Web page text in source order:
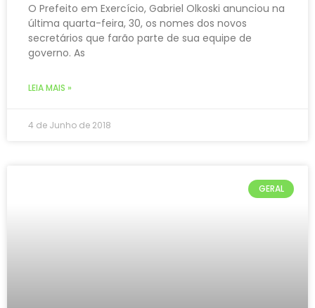
O Prefeito em Exercício, Gabriel Olkoski anunciou na
última quarta-feira, 30, os nomes dos novos
secretários que farão parte de sua equipe de
governo. As
LEIA MAIS »
4 de Junho de 2018
GERAL